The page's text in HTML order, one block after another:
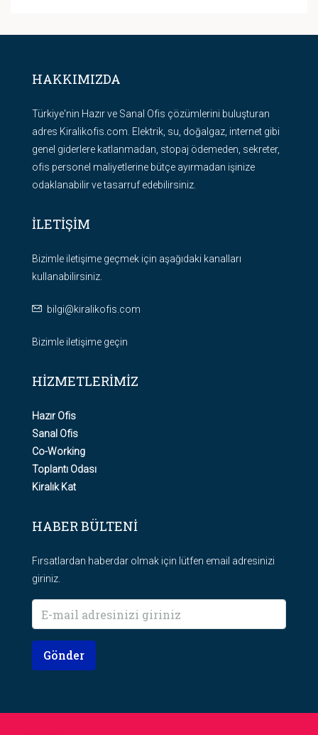
HAKKIMIZDA
Türkiye'nin Hazır ve Sanal Ofis çözümlerini buluşturan
adres Kiralikofis.com. Elektrik, su, doğalgaz, internet gibi
genel giderlere katlanmadan, stopaj ödemeden, sekreter,
ofis personel maliyetlerine bütçe ayırmadan işinize
odaklanabilir ve tasarruf edebilirsiniz.
İLETİŞİM
Bizimle iletişime geçmek için aşağıdaki kanalları
kullanabilirsiniz.
bilgi@kiralikofis.com
Bizimle iletişime geçin
HİZMETLERİMİZ
Hazır Ofis
Sanal Ofis
Co-Working
Toplantı Odası
Kiralık Kat
HABER BÜLTENİ
Fırsatlardan haberdar olmak için lütfen email adresinizi
giriniz.
Gönder